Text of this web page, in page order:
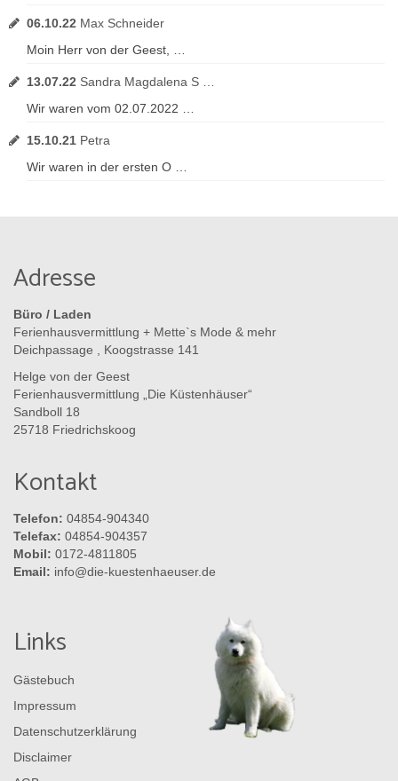
06.10.22 Max Schneider
Moin Herr von der Geest, …
13.07.22 Sandra Magdalena S …
Wir waren vom 02.07.2022 …
15.10.21 Petra
Wir waren in der ersten O …
Adresse
Büro / Laden
Ferienhausvermittlung + Mette`s Mode & mehr
Deichpassage , Koogstrasse 141
Helge von der Geest
Ferienhausvermittlung „Die Küstenhäuser“
Sandboll 18
25718 Friedrichskoog
Kontakt
Telefon: 04854-904340
Telefax: 04854-904357
Mobil: 0172-4811805
Email: info@die-kuestenhaeuser.de
Links
Gästebuch
Impressum
Datenschutzerklärung
Disclaimer